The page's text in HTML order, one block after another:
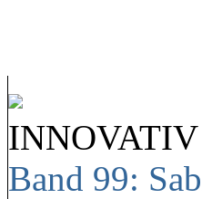
INNOVATIV
Band 99: